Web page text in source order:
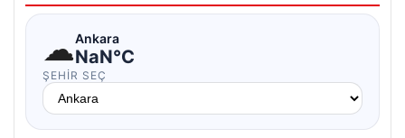
☁Ankara
NaN°C
ŞEHIR SEÇ